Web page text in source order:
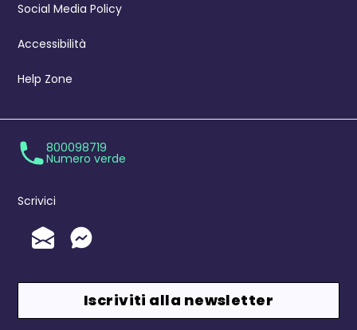
Social Media Policy
Accessibilità
Help Zone
800098719
Numero verde
Scrivici
Invia un'Email
Messenger
Iscriviti alla newsletter